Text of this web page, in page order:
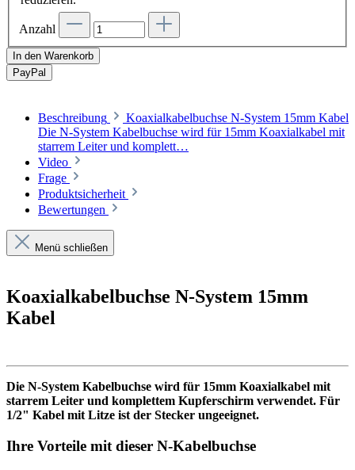
Anzahl
In den Warenkorb
PayPal
Beschreibung
Koaxialkabelbuchse N-System 15mm Kabel
Die N-System Kabelbuchse wird für 15mm Koaxialkabel mit
starrem Leiter und komplett…
Video
Frage
Produktsicherheit
Bewertungen
Menü schließen
Koaxialkabelbuchse N-System 15mm
Kabel
Die N-System Kabelbuchse wird für 15mm Koaxialkabel mit
starrem Leiter und komplettem Kupferschirm verwendet. Für
1/2" Kabel mit Litze ist der Stecker ungeeignet.
Ihre Vorteile mit dieser N-Kabelbuchse